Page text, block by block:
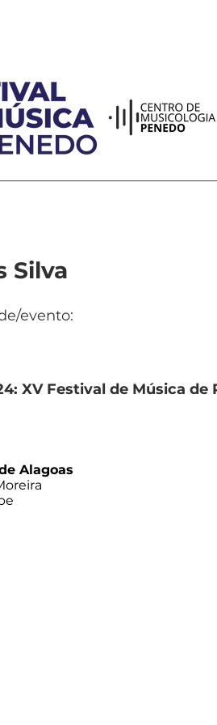
Silva
evento:
XV Festival de Música de
Alagoas